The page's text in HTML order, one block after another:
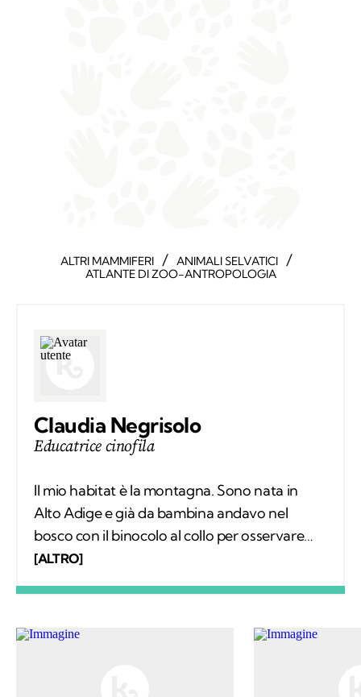
Claudia Negrisolo
Il mio habitat è la montagna. Sono nata in
Alto Adige e già da bambina andavo nel
silenziosamente i comportamenti degli
animali selvatici. Ho vissuto tra le montagne
della Svizzera, in Spagna e sulle Alpi Bavaresi,
poi ho studiato etologia, sono diventata
educatrice cinofila e ho trovato il mio posto in
di animali selvatici e domestici che vivono più
[ALTRO]